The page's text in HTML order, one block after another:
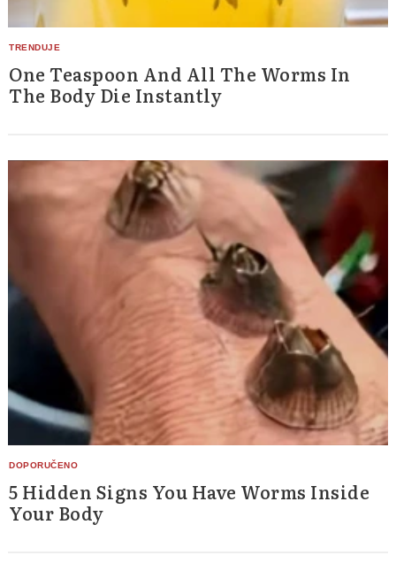
One Teaspoon And All The Worms In
The Body Die Instantly
5 Hidden Signs You Have Worms Inside
Your Body